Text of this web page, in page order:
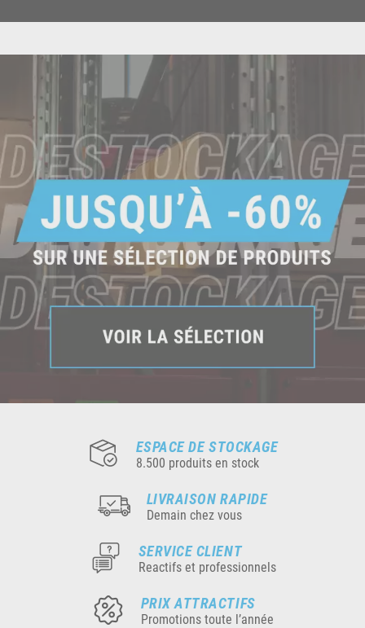
ESPACE DE STOCKAGE
8.500 produits en stock
LIVRAISON RAPIDE
Demain chez vous
SERVICE CLIENT
Reactifs et professionnels
PRIX ATTRACTIFS
Promotions toute l’année